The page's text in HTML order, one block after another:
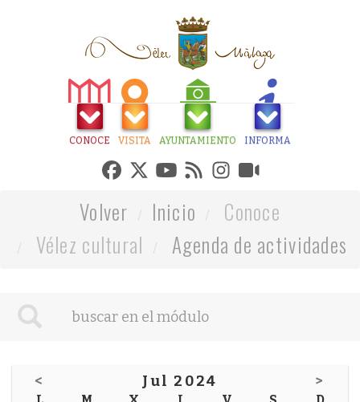
CONOCE VISITA AYUNTAMIENTO INFORMA
Volver Inicio
Conoce
Vélez cultural
Agenda de actividades
< Jul 2024 >